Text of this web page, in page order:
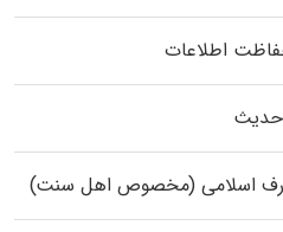
اطلاعات
حدیث
اسلامی (مخصوص اهل سنت)